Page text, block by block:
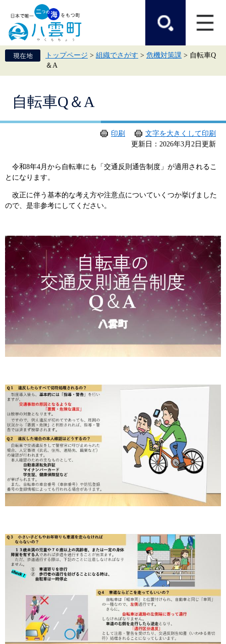
頭
で
飛
ば
て
トップページ > 組織でさがす > 危機対策課 > 自転車Q
＆A
自転車Q＆A
印刷
文字を大きくして印刷
更新日：2026年3月2日更新
令和8年4月から自転車にも「交通反則通告制度」が適用されるこ
とになります。
改正に伴う基本的な考え方や注意点についていくつか挙げました
ので、是非参考にしてください。